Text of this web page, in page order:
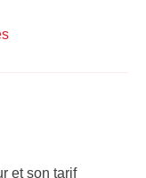
et son tarif